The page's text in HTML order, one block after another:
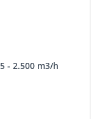
- 2.500 m3/h